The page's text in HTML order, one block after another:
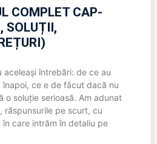
COMPLET CAP-
SOLUȚII,
aceleași întrebări: de ce au
ce e de făcut dacă nu
o soluție serioasă. Am adunat
răspunsurile pe scurt, cu
care intrăm în detaliu pe